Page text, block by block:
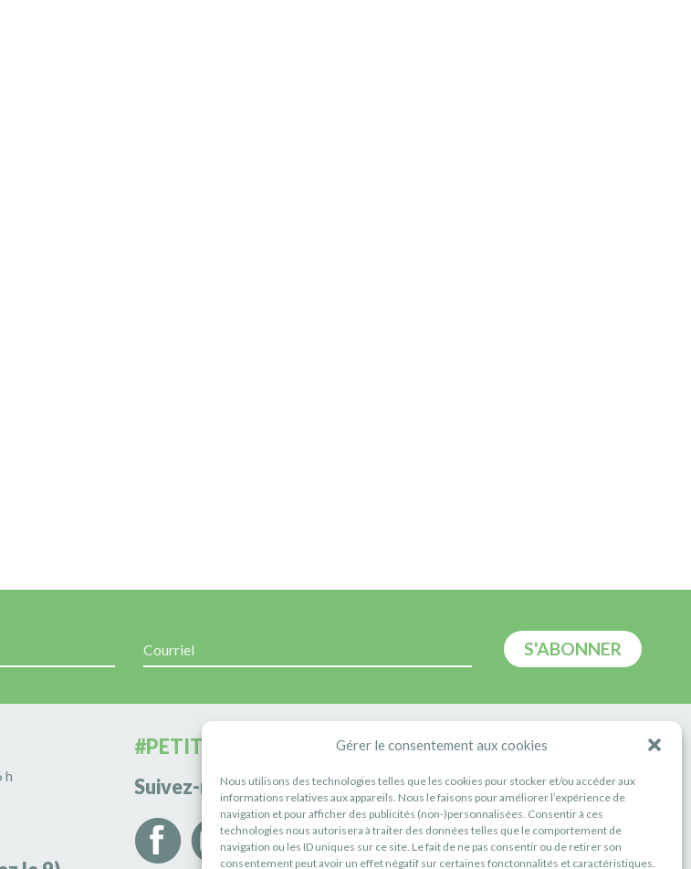
Gérer le consentement aux cookies
Nous utilisons des technologies telles que les cookies pour stocker et/ou accéder aux
informations relatives aux appareils. Nous le faisons pour améliorer l’expérience de
navigation et pour afficher des publicités (non-)personnalisées. Consentir à ces
technologies nous autorisera à traiter des données telles que le comportement de
navigation ou les ID uniques sur ce site. Le fait de ne pas consentir ou de retirer son
consentement peut avoir un effet négatif sur certaines fonctonnalités et caractéristiques.
h
#PETITERIVIÈRE
Suivez-nous